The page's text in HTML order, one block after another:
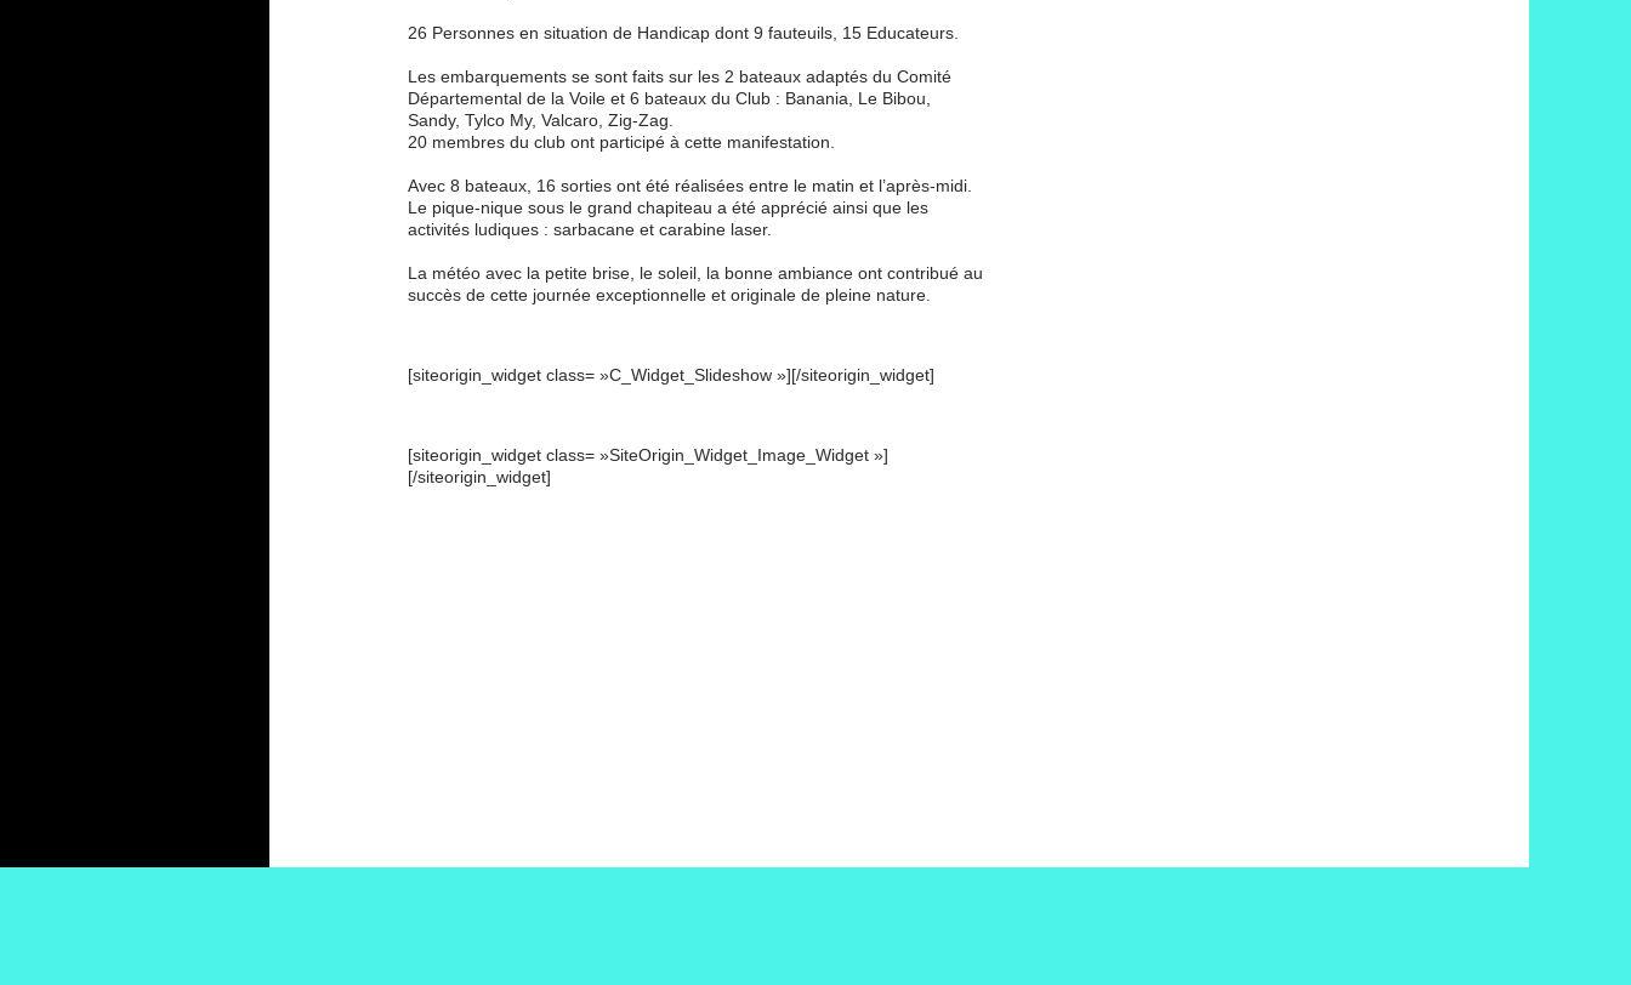
26 Personnes en situation de Handicap dont 9 fauteuils, 15 Educateurs.
Les embarquements se sont faits sur les 2 bateaux adaptés du Comité
Départemental de la Voile et 6 bateaux du Club : Banania, Le Bibou,
Sandy, Tylco My, Valcaro, Zig-Zag.
20 membres du club ont participé à cette manifestation.
Avec 8 bateaux, 16 sorties ont été réalisées entre le matin et l’après-midi.
Le pique-nique sous le grand chapiteau a été apprécié ainsi que les
activités ludiques : sarbacane et carabine laser.
La météo avec la petite brise, le soleil, la bonne ambiance ont contribué au
succès de cette journée exceptionnelle et originale de pleine nature.
[siteorigin_widget class= »C_Widget_Slideshow »][/siteorigin_widget]
[siteorigin_widget class= »SiteOrigin_Widget_Image_Widget »]
[/siteorigin_widget]